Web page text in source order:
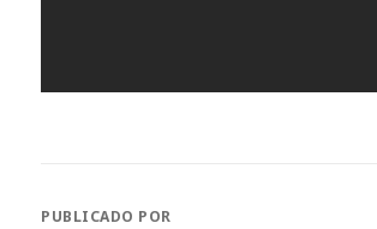
PUBLICADO POR